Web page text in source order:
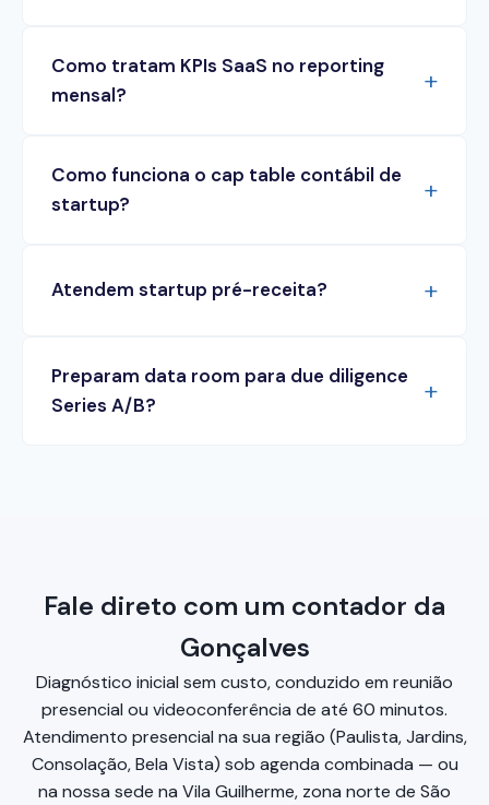
Como tratam KPIs SaaS no reporting
mensal?
Como funciona o cap table contábil de
startup?
Atendem startup pré-receita?
Preparam data room para due diligence
Series A/B?
Fale direto com um contador da
Gonçalves
Diagnóstico inicial sem custo, conduzido em reunião
presencial ou videoconferência de até 60 minutos.
Atendimento presencial na sua região (Paulista, Jardins,
Consolação, Bela Vista) sob agenda combinada — ou
na nossa sede na Vila Guilherme, zona norte de São